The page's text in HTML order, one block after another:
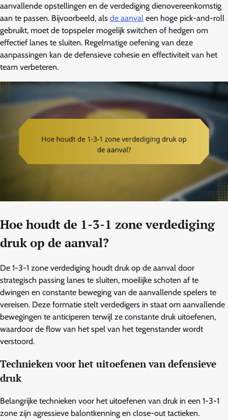
aanvallende opstellingen en de verdediging dienovereenkomstig
aan te passen. Bijvoorbeeld, als de aanval een hoge pick-and-roll
gebruikt, moet de topspeler mogelijk switchen of hedgen om
effectief lanes te sluiten. Regelmatige oefening van deze
aanpassingen kan de defensieve cohesie en effectiviteit van het
team verbeteren.
Hoe houdt de 1-3-1 zone verdediging
druk op de aanval?
De 1-3-1 zone verdediging houdt druk op de aanval door
strategisch passing lanes te sluiten, moeilijke schoten af te
dwingen en constante beweging van de aanvallende spelers te
vereisen. Deze formatie stelt verdedigers in staat om aanvallende
bewegingen te anticiperen terwijl ze constante druk uitoefenen,
waardoor de flow van het spel van het tegenstander wordt
verstoord.
Technieken voor het uitoefenen van defensieve
druk
Belangrijke technieken voor het uitoefenen van druk in een 1-3-1
zone zijn agressieve balontkenning en close-out tactieken.